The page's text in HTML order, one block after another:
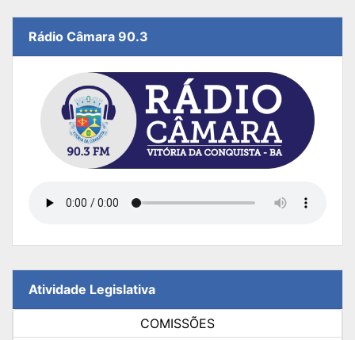
Rádio Câmara 90.3
Atividade Legislativa
COMISSÕES